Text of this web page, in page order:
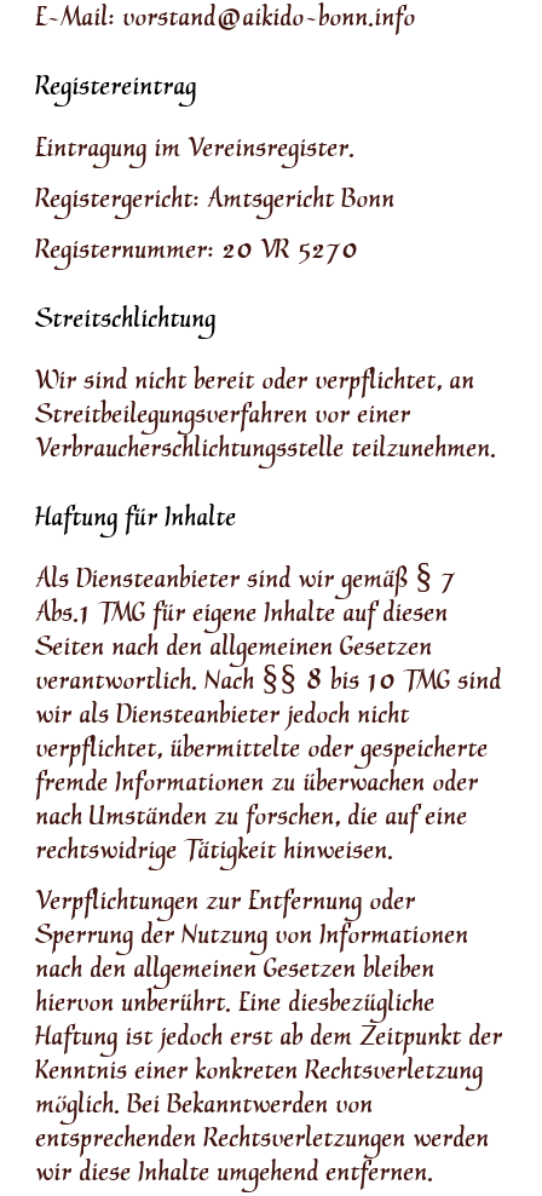
E-Mail: vorstand@aikido-bonn.info
Registereintrag
Eintragung im Vereinsregister.
Registergericht: Amtsgericht Bonn
Registernummer: 20 VR 5270
Streitschlichtung
Wir sind nicht bereit oder verpflichtet, an
Streitbeilegungsverfahren vor einer
Verbraucherschlichtungsstelle teilzunehmen.
Haftung für Inhalte
Als Diensteanbieter sind wir gemäß § 7
Abs.1 TMG für eigene Inhalte auf diesen
Seiten nach den allgemeinen Gesetzen
verantwortlich. Nach §§ 8 bis 10 TMG sind
wir als Diensteanbieter jedoch nicht
verpflichtet, übermittelte oder gespeicherte
fremde Informationen zu überwachen oder
nach Umständen zu forschen, die auf eine
rechtswidrige Tätigkeit hinweisen.
Verpflichtungen zur Entfernung oder
Sperrung der Nutzung von Informationen
nach den allgemeinen Gesetzen bleiben
hiervon unberührt. Eine diesbezügliche
Haftung ist jedoch erst ab dem Zeitpunkt der
Kenntnis einer konkreten Rechtsverletzung
möglich. Bei Bekanntwerden von
entsprechenden Rechtsverletzungen werden
wir diese Inhalte umgehend entfernen.